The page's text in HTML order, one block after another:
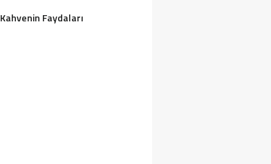
Kahvenin Faydaları